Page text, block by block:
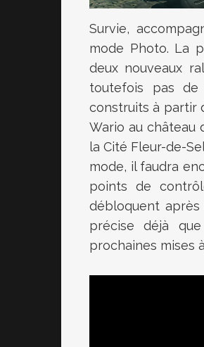
Survie,
mode Photo. La
deux nouveaux
toutefois pas de
construits à partir
Wario au château
la Cité Fleur-de-
mode, il faudra
points de
débloquent après
précise déjà
prochaines mises